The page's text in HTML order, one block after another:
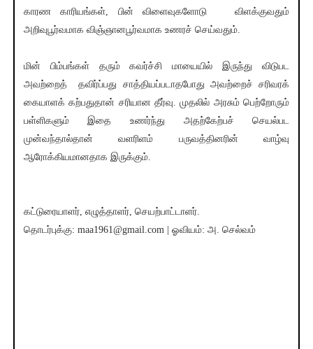
காரண காரியங்கள், பின் விளைவுகளோடு விளக்குவதும்
அறிவுபூர்வமாக விஞ்ஞானபூர்வமாக உணரச் செய்வதும்.
மின் பிம்பங்கள் தரும் கவர்ச்சி மாயையில் இருந்து விடுபட
அவற்றைத் தவிர்ப்பது சாத்தியப்படாதபோது அவற்றைச் சரிவரக்
கையாளக் கற்பதுதான் சரியான தீர்வு. முதலில் அரசும் பெற்றோரும்
பள்ளிகளும் இதை உணர்ந்து அதற்கேற்பச் செயல்பட
முன்வந்தால்தான் வளரிளம் பருவத்தினரின் வாழ்வு
ஆரோக்கியமானதாக இருக்கும்.
கட்டுரையாளர், எழுத்தாளர், செயற்பாட்டாளர்.
தொடர்புக்கு: maa1961@gmail.com | ஓவியம்: அ. செல்வம்